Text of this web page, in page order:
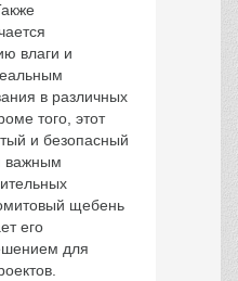
влаги и
в различных
того, этот
и безопасный
важным
щебень
его
для